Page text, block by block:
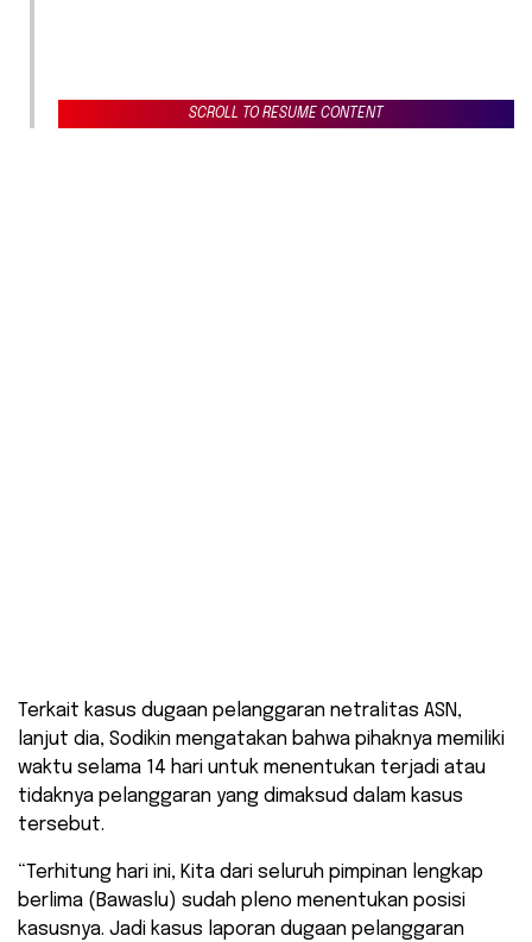
SCROLL TO RESUME CONTENT
Terkait kasus dugaan pelanggaran netralitas ASN,
lanjut dia, Sodikin mengatakan bahwa pihaknya memiliki
waktu selama 14 hari untuk menentukan terjadi atau
tidaknya pelanggaran yang dimaksud dalam kasus
tersebut.
“Terhitung hari ini, Kita dari seluruh pimpinan lengkap
berlima (Bawaslu) sudah pleno menentukan posisi
kasusnya. Jadi kasus laporan dugaan pelanggaran